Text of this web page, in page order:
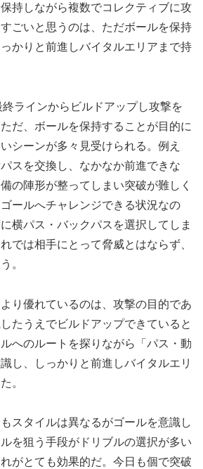
持しながら複数でコレクティブに攻
ごいと思うのは、ただボールを保持
かりと前進しバイタルエリアまで持
ラインからビルドアップし攻撃を
だ、ボールを保持することが目的に
シーンが多々見受けられる。例え
スを交換し、なかなか前進できな
の陣形が整ってしまい突破が難しく
ールへチャレンジできる状況なの
横パス・バックパスを選択してしま
では相手にとって脅威とはならず、
。
り優れているのは、攻撃の目的であ
たうえでビルドアップできていると
へのルートを探りながら「パス・動
し、しっかりと前進しバイタルエリ
。
スタイルは異なるがゴールを意識し
を狙う手段がドリブルの選択が多い
がとても効果的だ。今日も個で突破